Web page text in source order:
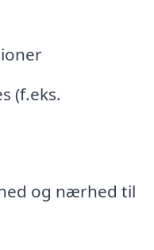
(f.eks.
og nærhed til